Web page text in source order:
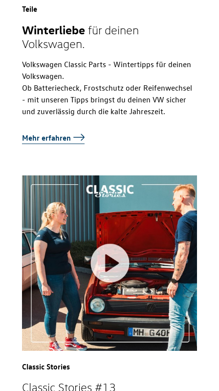
Teile
Winterliebe für deinen
Volkswagen.
Volkswagen Classic Parts - Wintertipps für deinen
Volkswagen.
Ob Batteriecheck, Frostschutz oder Reifenwechsel
- mit unseren Tipps bringst du deinen VW sicher
und zuverlässig durch die kalte Jahreszeit.
Mehr erfahren
Classic Stories
Classic Stories #13